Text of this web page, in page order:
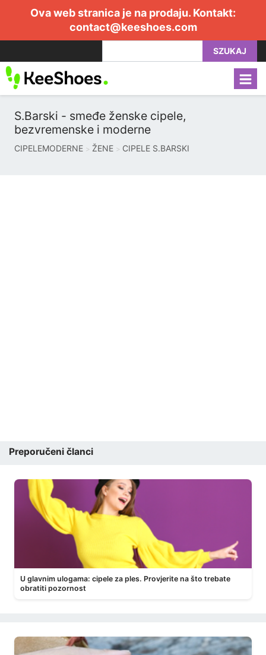
Ova web stranica je na prodaju. Kontakt:
contact@keeshoes.com
SZUKAJ
S.Barski - smeđe ženske cipele,
bezvremenske i moderne
CIPELEMODERNE ŽENE CIPELE S.BARSKI
Preporučeni članci
U glavnim ulogama: cipele za ples. Provjerite na što trebate
obratiti pozornost